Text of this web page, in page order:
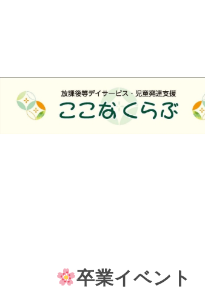
卒業イベント